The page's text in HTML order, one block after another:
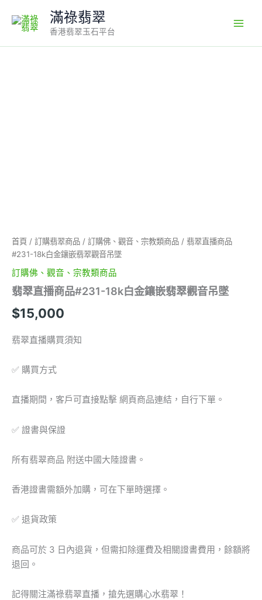
content
滿祿翡翠
香港翡翠玉石平台
首頁 / 訂購翡翠商品 / 訂購佛、觀音、宗教類商品 / 翡翠直播商品
#231-18k白金鑲嵌翡翠觀音吊墜
訂購佛、觀音、宗教類商品
翡翠直播商品#231-18k白金鑲嵌翡翠觀音吊墜
$15,000
翡翠直播購買須知
✅ 購買方式
直播期間，客戶可直接點擊 網頁商品連結，自行下單。
✅ 證書與保證
所有翡翠商品 附送中國大陸證書。
香港證書需額外加購，可在下單時選擇。
✅ 退貨政策
商品可於 3 日內退貨，但需扣除運費及相關證書費用，餘額將
退回。
記得關注滿祿翡翠直播，搶先選購心水翡翠！
音
吊
墜
數
量